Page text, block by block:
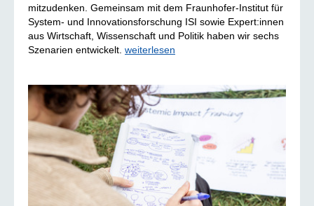
mitzudenken. Gemeinsam mit dem Fraunhofer-Institut für
System- und Innovationsforschung ISI sowie Expert:innen
aus Wirtschaft, Wissenschaft und Politik haben wir sechs
Szenarien entwickelt. weiterlesen